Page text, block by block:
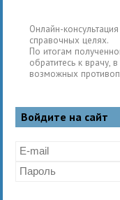
Онлайн-
справочных целях.
По итогам
обратитесь к врачу,
возможных
Войдите на сайт